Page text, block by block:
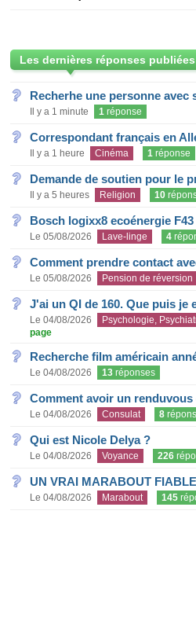
Les dernières réponses publiées
Recherhe une personne avec
Il y a 1 minute 1 réponse
Correspondant français en
Il y a 1 heure Cinéma 1 réponse
Demande de soutien pour le
Il y a 5 heures Religion 10
Bosch logixx8 ecoénergie F43
Le 05/08/2026 Lave-linge 4
Comment prendre contact
Le 05/08/2026 Pension de réversion
J'ai un QI de 160. Que puis je
Le 04/08/2026 Psychologie,
page
Recherche film américain
Le 04/08/2026 13 réponses
Comment avoir un
Le 04/08/2026 Consulat 8
Qui est Nicole Delya ?
Le 04/08/2026 Voyance 226
UN VRAI MARABOUT
Le 04/08/2026 Marabout 145